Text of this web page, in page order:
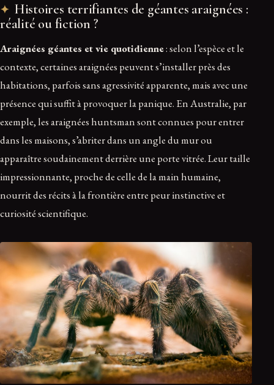
Histoires terrifiantes de géantes araignées :
réalité ou fiction ?
Araignées géantes et vie quotidienne: selon l’espèce et le
contexte, certaines araignées peuvent s’installer près des
habitations, parfois sans agressivité apparente, mais avec une
présence qui suffit à provoquer la panique. En Australie, par
exemple, les araignées huntsman sont connues pour entrer
dans les maisons, s’abriter dans un angle du mur ou
apparaître soudainement derrière une porte vitrée. Leur taille
impressionnante, proche de celle de la main humaine,
nourrit des récits à la frontière entre peur instinctive et
curiosité scientifique.